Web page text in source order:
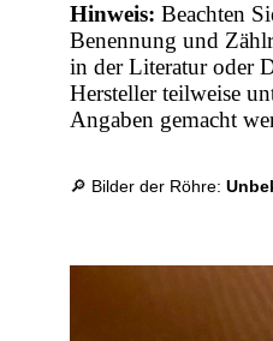
Hinweis: Beachten
Benennung und
in der Literatur oder
Hersteller teilweise
Angaben gemacht
🔎 Bilder der Röhre: